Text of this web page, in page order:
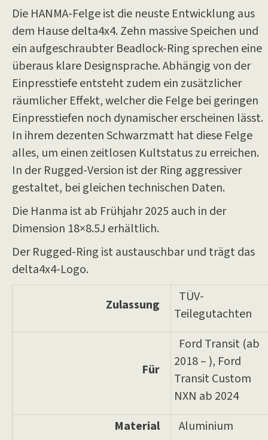
Die HANMA-Felge ist die neuste Entwicklung aus
dem Hause delta4x4. Zehn massive Speichen und
ein aufgeschraubter Beadlock-Ring sprechen eine
überaus klare Designsprache. Abhängig von der
Einpresstiefe entsteht zudem ein zusätzlicher
räumlicher Effekt, welcher die Felge bei geringen
Einpresstiefen noch dynamischer erscheinen lässt.
In ihrem dezenten Schwarzmatt hat diese Felge
alles, um einen zeitlosen Kultstatus zu erreichen.
In der Rugged-Version ist der Ring aggressiver
gestaltet, bei gleichen technischen Daten.
Die Hanma ist ab Frühjahr 2025 auch in der
Dimension 18×8.5J erhältlich.
Der Rugged-Ring ist austauschbar und trägt das
delta4x4-Logo.
Zulassung
TÜV-
Teilegutachten
Für
Ford Transit (ab
2018 – ), Ford
Transit Custom
NXN ab 2024
Material
Aluminium